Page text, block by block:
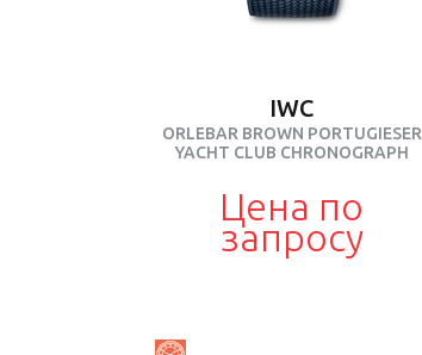
IWC
ORLEBAR BROWN PORTUGIESER
YACHT CLUB CHRONOGRAPH
Цена по
запросу